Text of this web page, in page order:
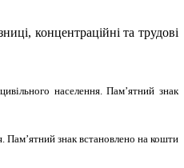
концентраційні та трудові
населення. Пам’ятний знак
Пам’ятний знак встановлено на кошти